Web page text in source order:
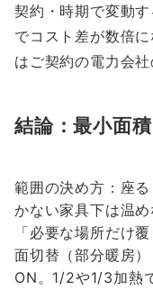
契約・時期で変動
でコスト差が数倍
はご契約の電力会
結論：最小面
範囲の決め方：座
かない家具下は温
「必要な場所だけ
面切替（部分暖房
ON。1/2や1/3加熱